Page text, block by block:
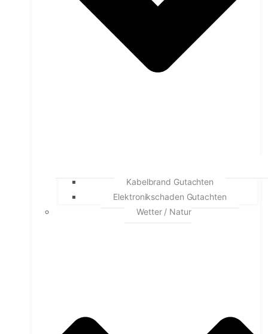
Kabelbrand Gutachten
Elektronikschaden Gutachten
Wetter / Natur